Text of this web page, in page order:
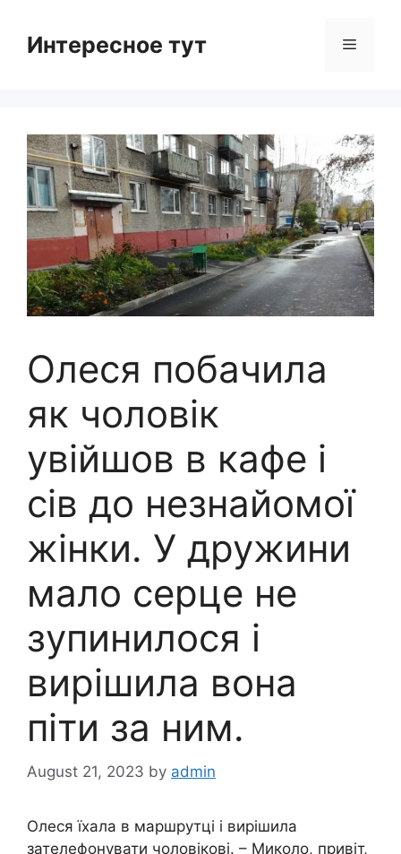
contentИнтересное тут Menu
Олеся побачила
як чоловік
увійшов в кафе і
сів до незнайомої
жінки. У дружини
мало серце не
зупинилося і
вирішила вона
піти за ним.
August 21, 2023 by admin
Олеся їхала в маршрутці і вирішила
зателефонувати чоловікові. – Миколо, привіт,